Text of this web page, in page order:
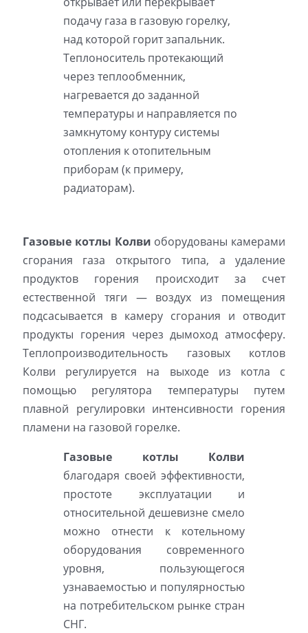
подачу газа в газовую горелку,
над которой горит запальник.
Теплоноситель протекающий
через теплообменник,
нагревается до заданной
температуры и направляется по
замкнутому контуру системы
отопления к отопительным
приборам (к примеру,
радиаторам).
Газовые котлы Колви оборудованы камерами
сгорания газа открытого типа, а удаление
продуктов горения происходит за счет
естественной тяги — воздух из помещения
подсасывается в камеру сгорания и отводит
продукты горения через дымоход атмосферу.
Теплопроизводительность газовых котлов
Колви регулируется на выходе из котла с
помощью регулятора температуры путем
плавной регулировки интенсивности горения
пламени на газовой горелке.
Газовые котлы Колви
благодаря своей эффективности,
простоте эксплуатации и
относительной дешевизне смело
можно отнести к котельному
оборудования современного
уровня, пользующегося
узнаваемостью и популярностью
на потребительском рынке стран
СНГ.